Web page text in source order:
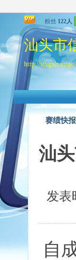
粉丝 122人
汕头市
http://
赛绩快报
汕
发表
自